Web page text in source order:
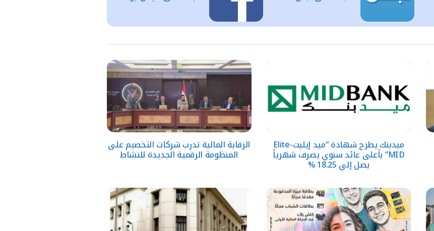
ميدبنك يطرح شهادة “ميد إيليت-Elite
MID” بأعلى عائد سنوي يصرف شهرياً
يصل إلي 18.25 %
الرقابة المالية تدرب شركات التخصيم على
المنظومة الرقمية الجديدة للنشاط